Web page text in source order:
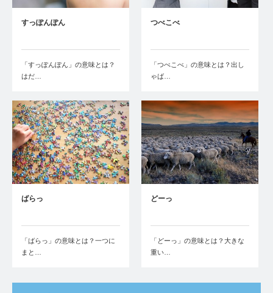
すっぽんぽん
「すっぽんぽん」の意味とは？
はだ…
つべこべ
「つべこべ」の意味とは？出し
ゃば…
ばらっ
「ばらっ」の意味とは？一つに
まと…
どーっ
「どーっ」の意味とは？大きな
重い…